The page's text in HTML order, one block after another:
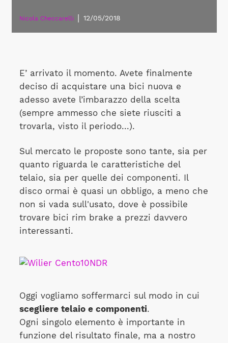
Nicola Checcarelli 12/05/2018
E’ arrivato il momento. Avete finalmente
deciso di acquistare una bici nuova e
adesso avete l’imbarazzo della scelta
(sempre ammesso che siete riusciti a
trovarla, visto il periodo...).
Sul mercato le proposte sono tante, sia per
quanto riguarda le caratteristiche del
telaio, sia per quelle dei componenti. Il
disco ormai è quasi un obbligo, a meno che
non si vada sull'usato, dove è possibile
trovare bici rim brake a prezzi davvero
interessanti.
Oggi vogliamo soffermarci sul modo in cui
scegliere telaio e componenti.
Ogni singolo elemento è importante in
funzione del risultato finale, ma a nostro